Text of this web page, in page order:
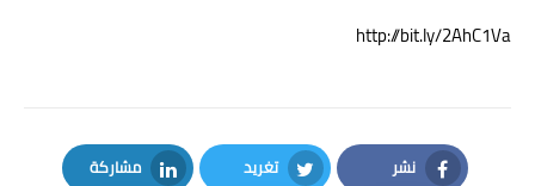
http://bit.ly/2AhC1Va
نشر تغريد مشاركة